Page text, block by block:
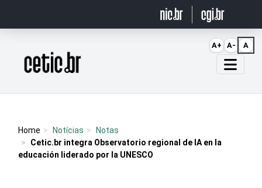
Página inicial
Home Notícias
Notas
Cetic.br integra Observatorio regional de IA en la
educación liderado por la UNESCO
A+ A- A